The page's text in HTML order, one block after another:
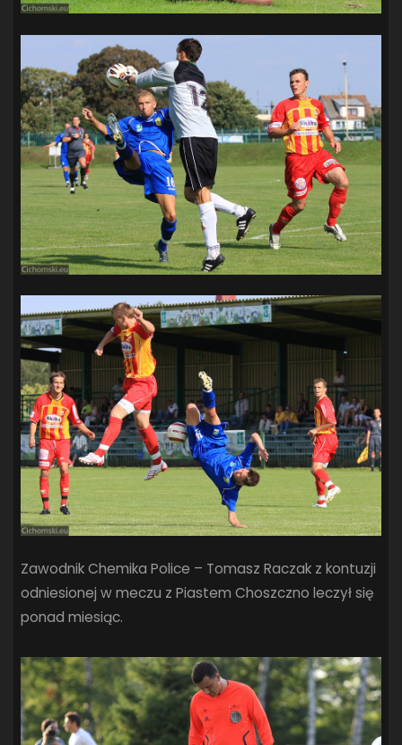
Zawodnik Chemika Police – Tomasz Raczak z kontuzji
odniesionej w meczu z Piastem Choszczno leczył się
ponad miesiąc.